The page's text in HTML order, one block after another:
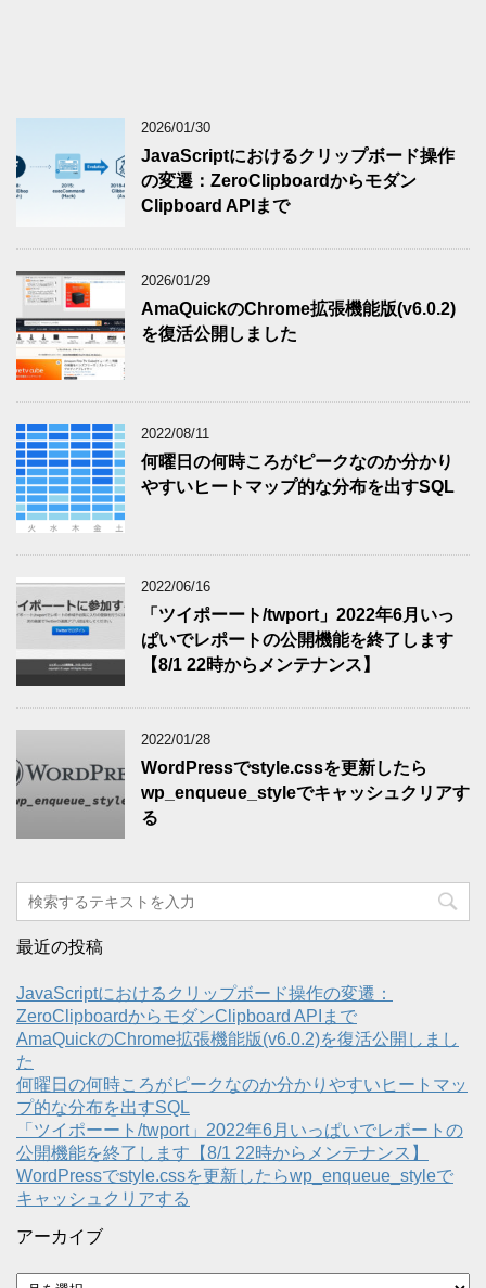
2026/01/30
JavaScriptにおけるクリップボード操作
の変遷：ZeroClipboardからモダン
Clipboard APIまで
2026/01/29
AmaQuickのChrome拡張機能版(v6.0.2)
を復活公開しました
2022/08/11
何曜日の何時ころがピークなのか分かり
やすいヒートマップ的な分布を出すSQL
2022/06/16
「ツイポーート/twport」2022年6月いっ
ぱいでレポートの公開機能を終了します
【8/1 22時からメンテナンス】
2022/01/28
WordPressでstyle.cssを更新したら
wp_enqueue_styleでキャッシュクリアす
る
最近の投稿
JavaScriptにおけるクリップボード操作の変遷：
ZeroClipboardからモダンClipboard APIまで
AmaQuickのChrome拡張機能版(v6.0.2)を復活公開しまし
た
何曜日の何時ころがピークなのか分かりやすいヒートマッ
プ的な分布を出すSQL
「ツイポーート/twport」2022年6月いっぱいでレポートの
公開機能を終了します【8/1 22時からメンテナンス】
WordPressでstyle.cssを更新したらwp_enqueue_styleで
キャッシュクリアする
アーカイブ
ア